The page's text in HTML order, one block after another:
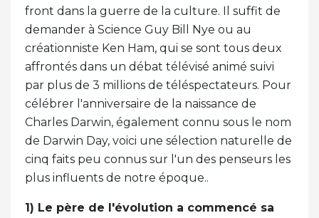
front dans la guerre de la culture. Il suffit de
demander à Science Guy Bill Nye ou au
créationniste Ken Ham, qui se sont tous deux
affrontés dans un débat télévisé animé suivi
par plus de 3 millions de téléspectateurs. Pour
célébrer l'anniversaire de la naissance de
Charles Darwin, également connu sous le nom
de Darwin Day, voici une sélection naturelle de
cinq faits peu connus sur l'un des penseurs les
plus influents de notre époque..
1) Le père de l'évolution a commencé sa